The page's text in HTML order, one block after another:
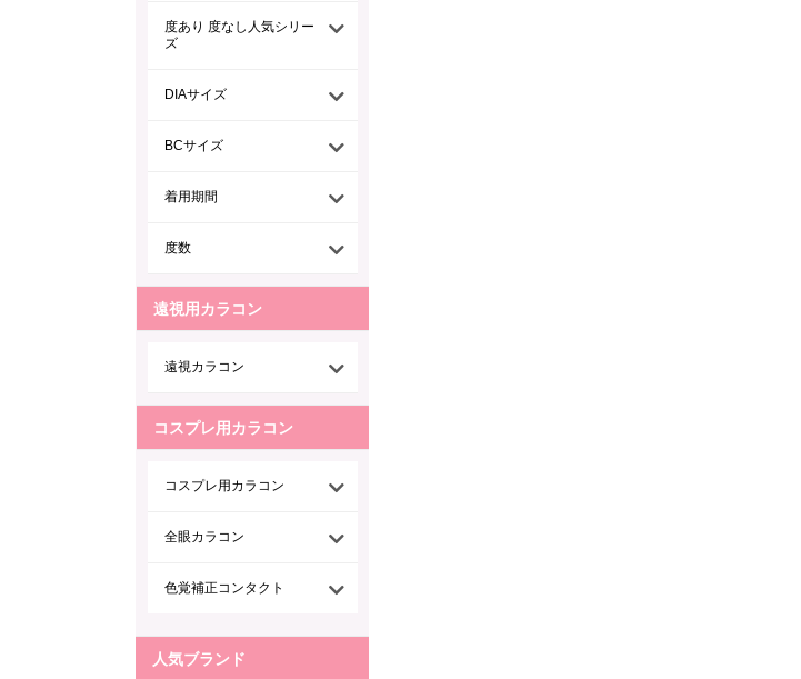
度あり 度なし人気シリー
ズ
DIAサイズ
BCサイズ
着用期間
度数
遠視用カラコン
遠視カラコン
コスプレ用カラコン
コスプレ用カラコン
全眼カラコン
色覚補正コンタクト
人気ブランド